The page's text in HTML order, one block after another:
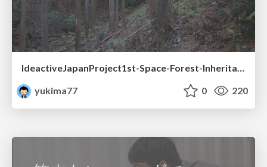
IdeactiveJapanProject1st-Space-Forest-Inheritance
yukima77
0 220